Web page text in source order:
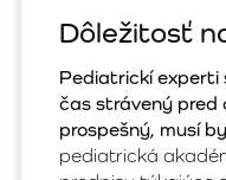
Dôležitosť
Pediatrickí experti
čas strávený pred
prospešný, musí
pediatrická